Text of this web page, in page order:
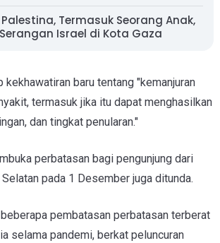
Termasuk Seorang Anak,
Israel di Kota Gaza
baru tentang "kemanjuran
termasuk jika itu dapat menghasilkan
dan tingkat penularan."
perbatasan bagi pengunjung dari
pada 1 Desember juga ditunda.
pembatasan perbatasan terberat
selama pandemi, berkat peluncuran